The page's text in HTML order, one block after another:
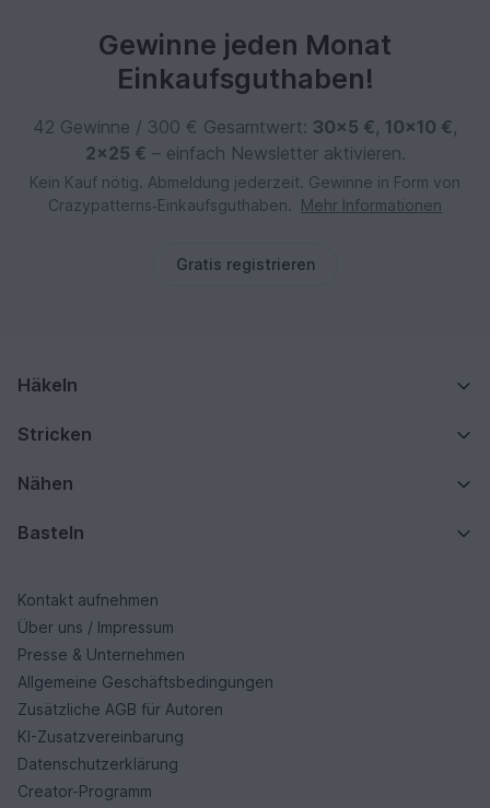
Gewinne jeden Monat
Einkaufsguthaben!
42 Gewinne / 300 € Gesamtwert: 30×5 €, 10×10 €,
2×25 € – einfach Newsletter aktivieren.
Kein Kauf nötig. Abmeldung jederzeit. Gewinne in Form von
Crazypatterns‑Einkaufsguthaben.
Mehr Informationen
Gratis registrieren
Häkeln
Stricken
Nähen
Basteln
Kontakt aufnehmen
Über uns / Impressum
Presse & Unternehmen
Allgemeine Geschäftsbedingungen
Zusätzliche AGB für Autoren
KI-Zusatzvereinbarung
Datenschutzerklärung
Creator-Programm